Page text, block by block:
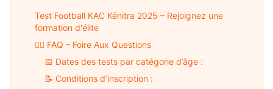
Test Football KAC Kénitra 2025 – Rejoignez une
formation d'élite
🙋‍♂️ FAQ – Foire Aux Questions
📅 Dates des tests par catégorie d’âge :
📝 Conditions d’inscription :